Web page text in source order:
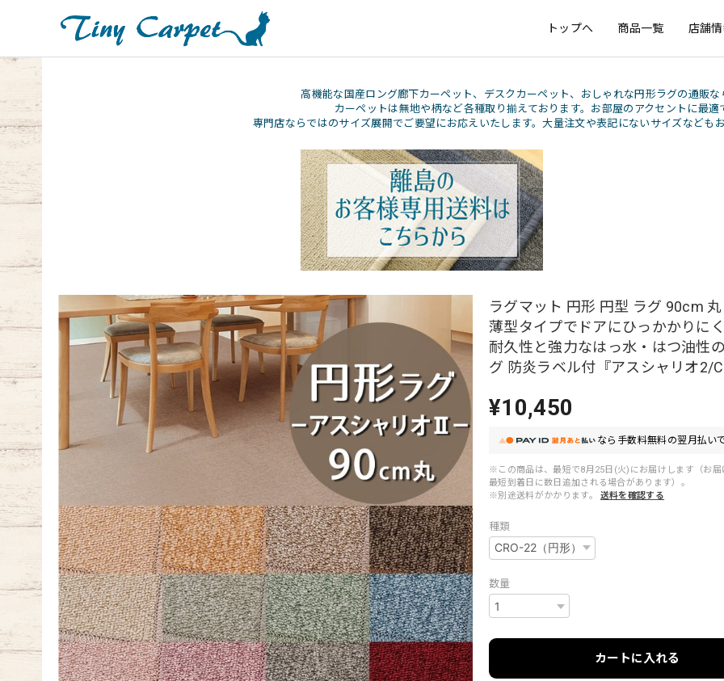
トップへ 商品一覧 店舗
高機能な国産ロング廊下カーペット、デスクカーペット、おしゃれな円形ラグの通販な
カーペットは無地や柄など各種取り揃えております。お部屋のアクセントに最
専門店ならではのサイズ展開でご要望にお応えいたします。大量注文や表記にないサイズなども
ラグマット 円形 円型 ラグ 90cm
薄型タイプでドアにひっかかりに
耐久性と強力なはっ水・はつ油性
グ 防炎ラベル付『アスシャリオ2/
¥10,450
なら 手数料無料の翌月払い
※この商品は、最短で8月25日(火)にお届けします（お届
最短到着日に数日追加される場合があります）。
※別途送料がかかります。
送料を確認する
種類
数量
カートに入れる